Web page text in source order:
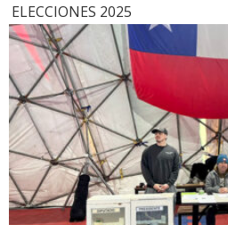
ELECCIONES 2025